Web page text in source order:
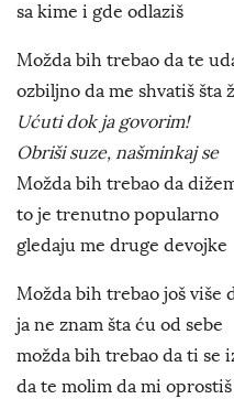
sa kime i gde odlaziš
Možda bih trebao da te
ozbiljno da me shvatiš šta
Ućuti dok ja govorim!
Obriši suze, našminkaj se
Možda bih trebao da
to je trenutno popularno
gledaju me druge devojke
Možda bih trebao još više
ja ne znam šta ću od sebe
možda bih trebao da ti se
da te molim da mi oprostiš